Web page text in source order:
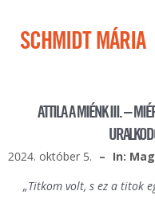
SCHMIDT MÁRIA
ATTILA A MIÉNK III. –
2024. október 5.
In:
„Titkom volt, s ez a titok